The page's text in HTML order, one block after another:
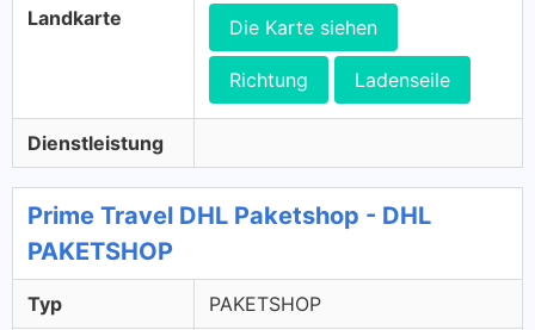
Landkarte Die Karte siehen
Richtung Ladenseile
Dienstleistung
Prime Travel DHL Paketshop - DHL
PAKETSHOP
Typ PAKETSHOP